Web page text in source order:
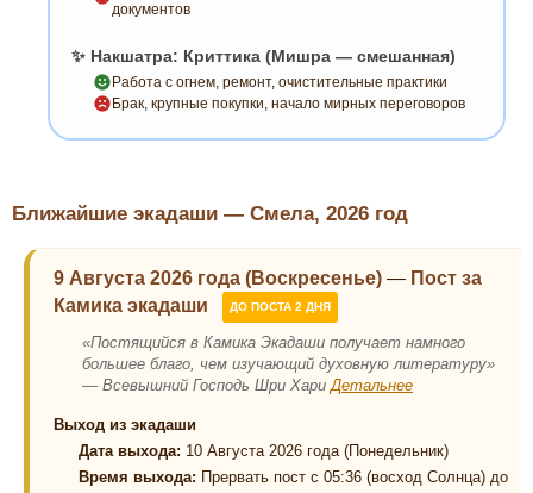
документов
✨ Накшатра: Криттика (Мишра — смешанная)
Работа с огнем, ремонт, очистительные практики
Брак, крупные покупки, начало мирных переговоров
Ближайшие экадаши — Смела, 2026 год
9 Августа 2026 года (Воскресенье) — Пост за
Камика экадаши
ДО ПОСТА 2 ДНЯ
«Постящийся в Камика Экадаши получает намного
большее благо, чем изучающий духовную литературу»
— Всевышний Господь Шри ХариДетальнее
Выход из экадаши
Дата выхода: 10 Августа 2026 года (Понедельник)
Время выхода: Прервать пост с 05:36 (восход Солнца) до